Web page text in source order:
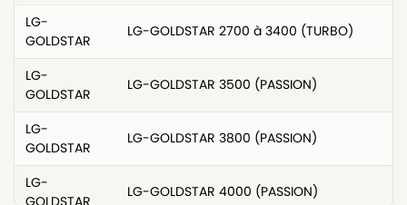
LG-
GOLDSTAR
LG-GOLDSTAR 2700 à 3400 (TURBO)
LG-
GOLDSTAR
LG-GOLDSTAR 3500 (PASSION)
LG-
GOLDSTAR
LG-GOLDSTAR 3800 (PASSION)
LG-
GOLDSTAR
LG-GOLDSTAR 4000 (PASSION)